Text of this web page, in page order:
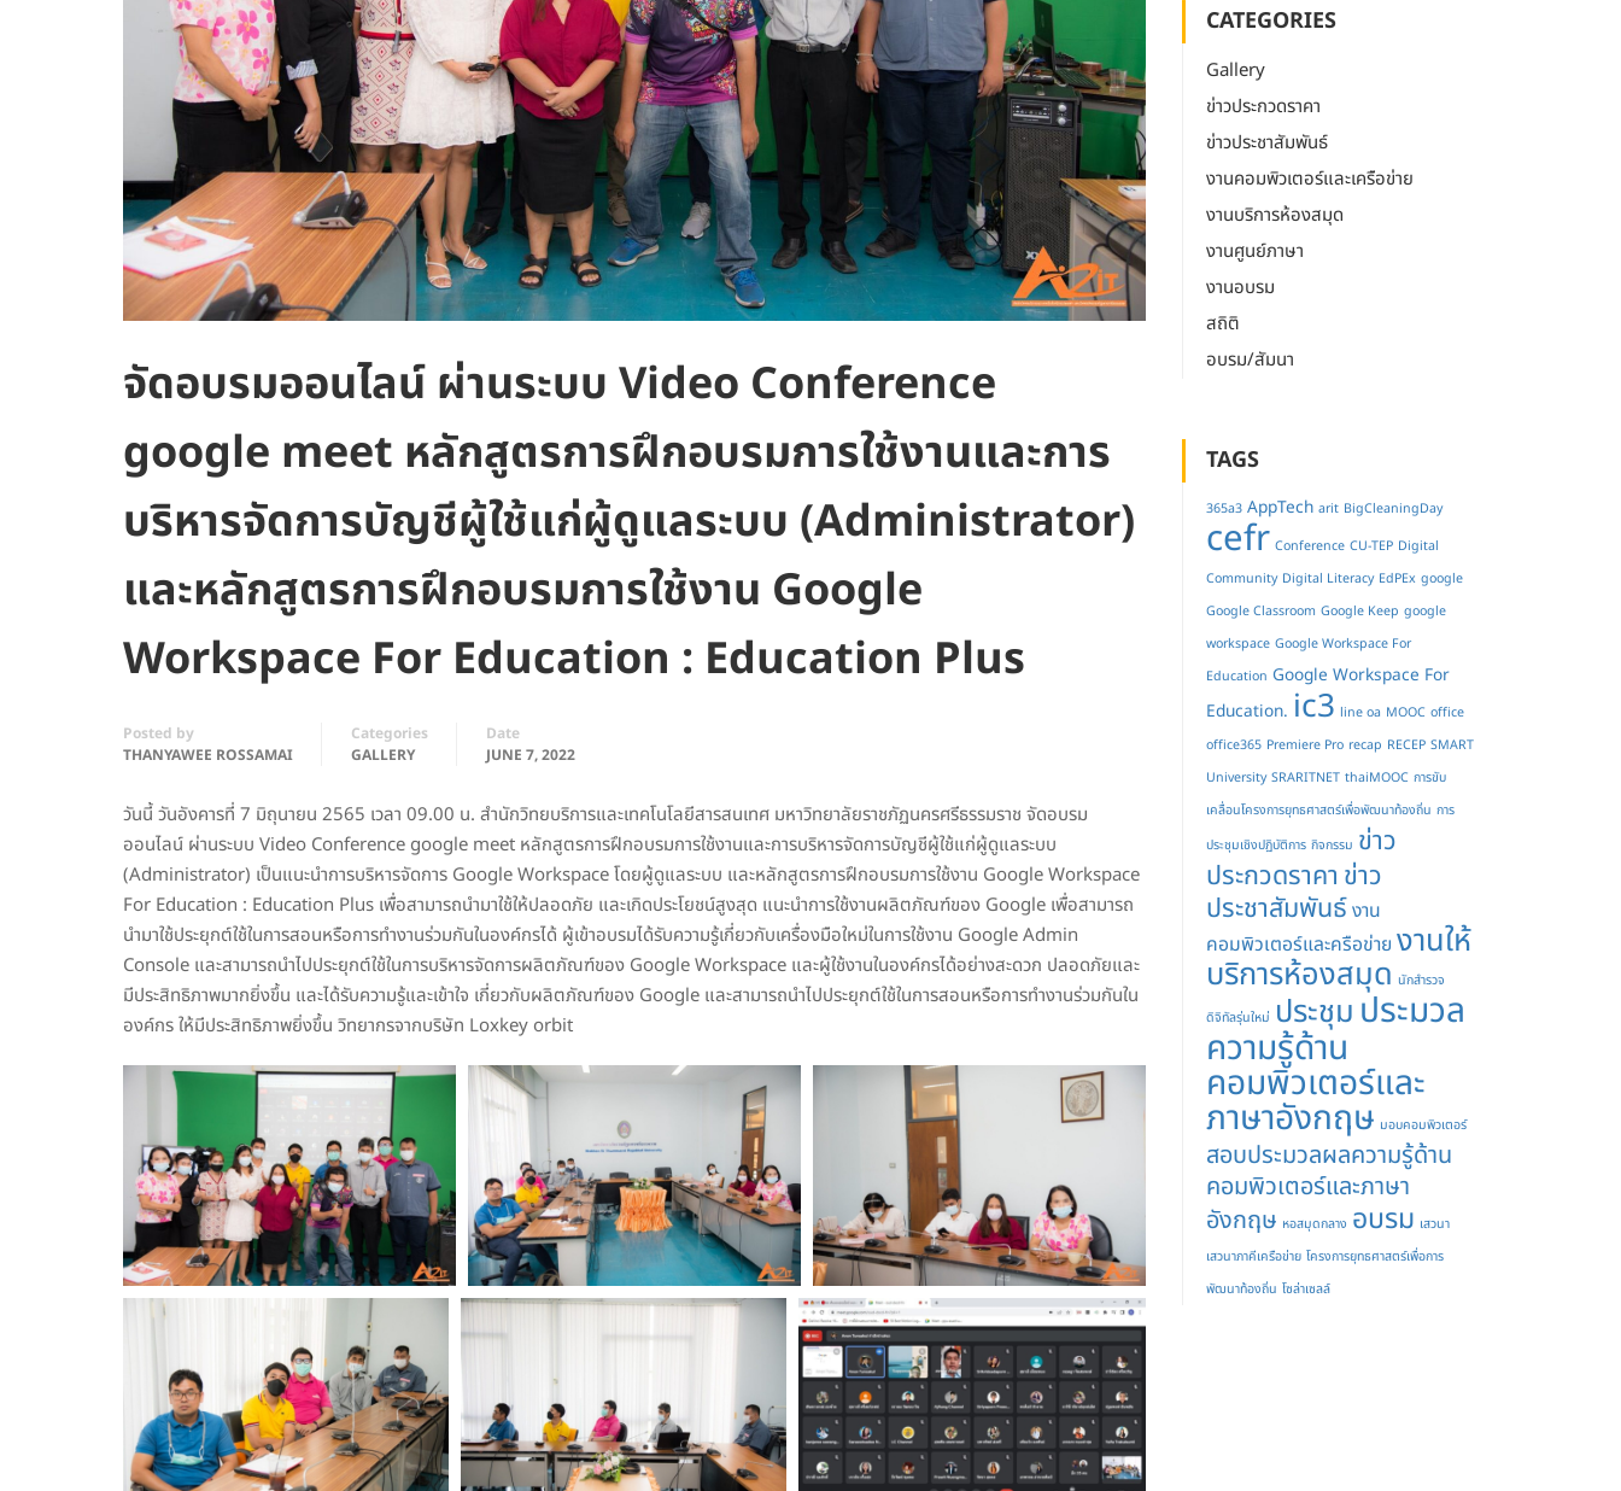
จัดอบรมออนไลน์ ผ่านระบบ Video Conference
google meet หลักสูตรการฝึกอบรมการใช้งานและการ
บริหารจัดการบัญชีผู้ใช้แก่ผู้ดูแลระบบ (Administrator)
และหลักสูตรการฝึกอบรมการใช้งาน Google
Workspace For Education : Education Plus
Posted by
THANYAWEE ROSSAMAI
Categories
GALLERY
Date
JUNE 7, 2022
วันนี้ วันอังคารที่ 7 มิถุนายน 2565 เวลา 09.00 น. สำนักวิทยบริการและเทคโนโลยีสารสนเทศ มหาวิทยาลัยราชภัฏนครศรีธรรมราช จัดอบรม
ออนไลน์ ผ่านระบบ Video Conference google meet หลักสูตรการฝึกอบรมการใช้งานและการบริหารจัดการบัญชีผู้ใช้แก่ผู้ดูแลระบบ
(Administrator) เป็นแนะนำการบริหารจัดการ Google Workspace โดยผู้ดูแลระบบ และหลักสูตรการฝึกอบรมการใช้งาน Google Workspace
For Education : Education Plus เพื่อสามารถนำมาใช้ให้ปลอดภัย และเกิดประโยชน์สูงสุด แนะนำการใช้งานผลิตภัณฑ์ของ Google เพื่อสามารถ
นำมาใช้ประยุกต์ใช้ในการสอนหรือการทำงานร่วมกันในองค์กรได้ ผู้เข้าอบรมได้รับความรู้เกี่ยวกับเครื่องมือใหม่ในการใช้งาน Google Admin
Console และสามารถนำไปประยุกต์ใช้ในการบริหารจัดการผลิตภัณฑ์ของ Google Workspace และผู้ใช้งานในองค์กรได้อย่างสะดวก ปลอดภัยและ
มีประสิทธิภาพมากยิ่งขึ้น และได้รับความรู้และเข้าใจ เกี่ยวกับผลิตภัณฑ์ของ Google และสามารถนำไปประยุกต์ใช้ในการสอนหรือการทำงานร่วมกันใน
องค์กร ให้มีประสิทธิภาพยิ่งขึ้น วิทยากรจากบริษัท Loxkey orbit
CATEGORIES
Gallery
ข่าวประกวดราคา
ข่าวประชาสัมพันธ์
งานคอมพิวเตอร์และเครือข่าย
งานบริการห้องสมุด
งานศูนย์ภาษา
งานอบรม
สถิติ
อบรม/สัมนา
TAGS
365a3 AppTech arit BigCleaningDay
cefr Conference CU-TEP Digital
Community Digital Literacy EdPEx google
Google Classroom Google Keep google
workspace Google Workspace For
Education Google Workspace For
Education. ic3 line oa MOOC office
office365 Premiere Pro recap RECEP SMART
University SRARITNET thaiMOOC การขับ
เคลื่อนโครงการยุทธศาสตร์เพื่อพัฒนาท้องถิ่น การ
ประชุมเชิงปฏิบัติการ กิจกรรม ข่าว
ประกวดราคา ข่าว
ประชาสัมพันธ์งาน
คอมพิวเตอร์และครือข่าย งานให้
บริการห้องสมุด นักสำรวจ
ดิจิทัลรุ่นใหม่ ประชุม ประมวล
ความรู้ด้าน
คอมพิวเตอร์และ
ภาษาอังกฤษ มอบคอมพิวเตอร์
สอบประมวลผลความรู้ด้าน
คอมพิวเตอร์และภาษา
อังกฤษ หอสมุดกลาง อบรม เสวนา
เสวนาภาคีเครือข่าย โครงการยุทธศาสตร์เพื่อการ
พัฒนาท้องถิ่น โซล่าเซลล์